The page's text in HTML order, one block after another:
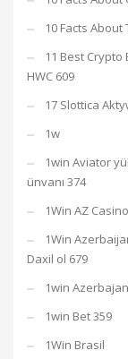
10 Facts About
11 Best Crypto
HWC 609
17 Slottica
1w
1win Aviator
ünvanı 374
1Win AZ Casino
1Win
Daxil ol 679
1win
1win Bet 359
1Win Brasil